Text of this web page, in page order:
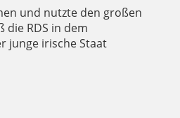
und nutzte den großen
die RDS in dem
junge irische Staat